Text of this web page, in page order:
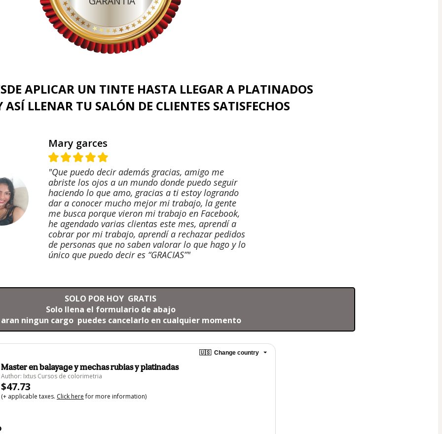
APLICAR UN TINTE HASTA LLEGAR A PLATINADOS
ASÍ LLENAR TU SALÓN DE CLIENTES SATISFECHOS
Mary garces
"Que puedo decir además gracias, amigo me
abriste los ojos a un mundo donde puedo seguir
haciendo lo que amo, gracias a ti estoy logrando
dar a conocer mucho mejor mi trabajo, la gente
me busca porque vieron mi trabajo en Facebook,
he agendado varias clientas este mes, aprendí a
cobrar por mi trabajo, aprendí a rechazar pedidos
de personas que no saben valorar lo que hago y lo
único que puedo decir es “GRACIAS”"
SOLO POR HOY  GRATIS
Solo llena el formulario de abajo
ningun cargo  puedes cancelarlo en cualquier momento
🇺🇸 Change country
Master en balayage y mechas rubias y platinadas
Author: Ixtus Cursos de colorimetria
$47.73
(+ applicable taxes. Click herefor more information)